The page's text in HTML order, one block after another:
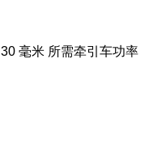
30 毫米 所需牵引车功率